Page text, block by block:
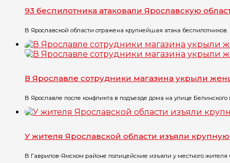
93 беспилотника атаковали Ярославскую
В Ярославской области отражена крупнейшая атака
В Ярославле сотрудники магазина укрыли
В Ярославле после конфликта в подъезде дома на улице Белинского
У жителя Ярославской области изъяли
В Гаврилов-Ямском районе полицейские изъяли у местного жителя